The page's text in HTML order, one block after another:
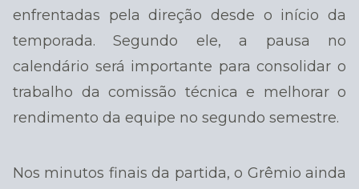
enfrentadas pela direção desde o início da
temporada. Segundo ele, a pausa no
calendário será importante para consolidar o
trabalho da comissão técnica e melhorar o
rendimento da equipe no segundo semestre.
Nos minutos finais da partida, o Grêmio ainda